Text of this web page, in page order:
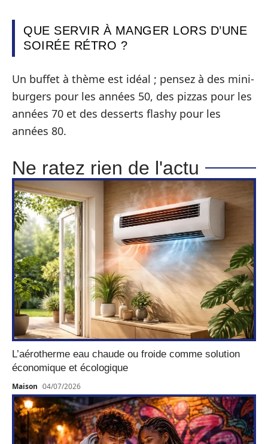
QUE SERVIR À MANGER LORS D’UNE
SOIRÉE RÉTRO ?
Un buffet à thème est idéal ; pensez à des mini-
burgers pour les années 50, des pizzas pour les
années 70 et des desserts flashy pour les
années 80.
Ne ratez rien de l'actu
L’aérotherme eau chaude ou froide comme solution
économique et écologique
Maison 04/07/2026